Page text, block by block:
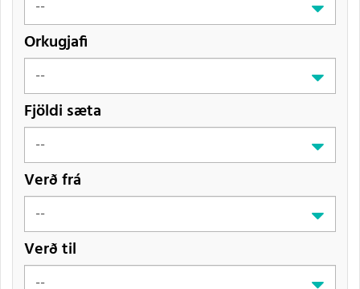
Orkugjafi
Fjöldi sæta
Verð frá
Verð til